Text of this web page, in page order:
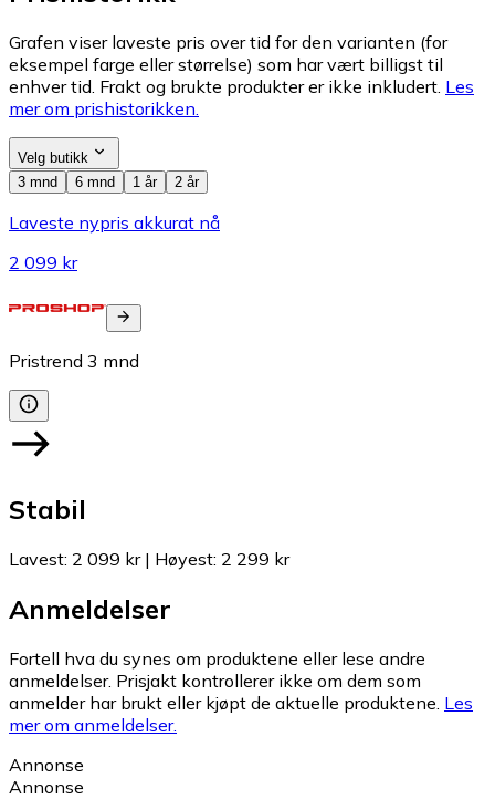
Grafen viser laveste pris over tid for den varianten (for
eksempel farge eller størrelse) som har vært billigst til
enhver tid. Frakt og brukte produkter er ikke inkludert. Les
mer om prishistorikken.
Velg butikk
3 mnd
6 mnd 1 år 2 år
Laveste nypris akkurat nå
2 099 kr
Pristrend 3 mnd
Stabil
Lavest: 2 099 kr| Høyest: 2 299 kr
Anmeldelser
Fortell hva du synes om produktene eller lese andre
anmeldelser. Prisjakt kontrollerer ikke om dem som
anmelder har brukt eller kjøpt de aktuelle produktene. Les
mer om anmeldelser.
Annonse
Annonse